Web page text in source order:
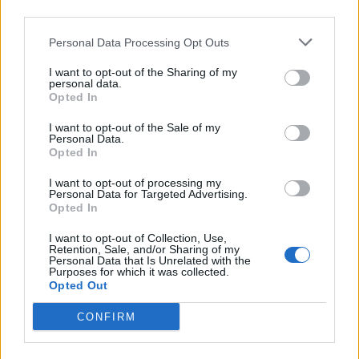
Personal Data Processing Opt Outs
I want to opt-out of the Sharing of my
personal data.
Opted In
I want to opt-out of the Sale of my
Personal Data.
Opted In
I want to opt-out of processing my
Personal Data for Targeted Advertising.
Opted In
I want to opt-out of Collection, Use,
Retention, Sale, and/or Sharing of my
Personal Data that Is Unrelated with the
Purposes for which it was collected.
Opted Out
CONFIRM
από τον τορπιλλισμό της ΕΛΛΗΣ στην Τήνο, στις
15 Αυγούστου 1940.
Τον άρρηκτο δεσμό του Έλληνα με την
Ορθοδοξία ομολογούν και ξένοι ελληνιστές. Ο
αείμνηστος Γάλλος συγγραφεύς Ζακ Λακαρριέρ
έγραψε ότι “στην Ορθοδοξία ο Έλληνας νιώθει
σαν στο σπίτι του”. Και η Αμερικανίδα Κλασική
Φιλόλογος Μαίρη Μακ Ντόναλντ, η οποία
ψηφιοποίησε όλη τη αρχαία και βυζαντινή
γραμματεία, βαπτίσθηκε Ορθόδοξη Χριστιανή
για να αισθάνεται ακόμη περισσότερο Ελληνίδα.
Το Προοίμιο του Συντάγματος υπενθυμίζει ότι
τα σχολικά βιβλία και προγράμματα οφείλουν